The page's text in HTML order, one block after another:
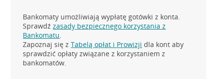
Bankomaty umożliwiają wypłatę gotówki z konta.
Sprawdźzasady bezpiecznego korzystania z
Bankomatu.
Zapoznaj się zTabelą opłat i Prowizji dla kont aby
sprawdzić opłaty związane z korzystaniem z
bankomatów.